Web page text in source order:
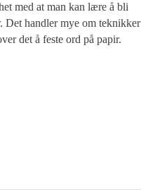
med at man kan lære å bli
Det handler mye om teknikker
det å feste ord på papir.